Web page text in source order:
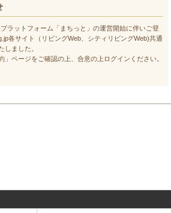
ラットフォーム「まちっと」の運営開始に伴いご登
各サイト（リビングWeb、シティリビングWeb)共通
しました。
」ページをご確認の上、合意の上ログインください。